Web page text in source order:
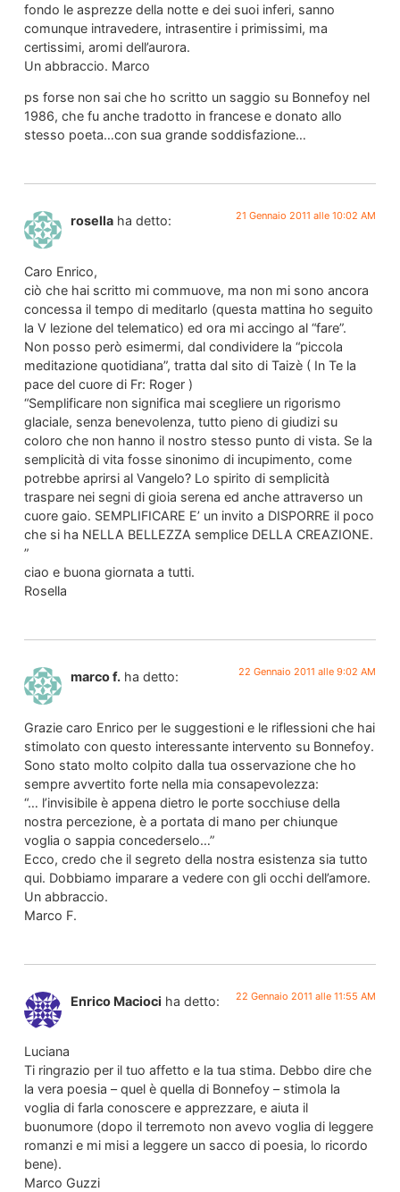
fondo le asprezze della notte e dei suoi inferi, sanno
comunque intravedere, intrasentire i primissimi, ma
certissimi, aromi dell’aurora.
Un abbraccio. Marco
ps forse non sai che ho scritto un saggio su Bonnefoy nel
1986, che fu anche tradotto in francese e donato allo
stesso poeta…con sua grande soddisfazione…
rosella ha detto: 21 Gennaio 2011 alle 10:02 AM
Caro Enrico,
ciò che hai scritto mi commuove, ma non mi sono ancora
concessa il tempo di meditarlo (questa mattina ho seguito
la V lezione del telematico) ed ora mi accingo al “fare”.
Non posso però esimermi, dal condividere la “piccola
meditazione quotidiana”, tratta dal sito di Taizè ( In Te la
pace del cuore di Fr: Roger )
“Semplificare non significa mai scegliere un rigorismo
glaciale, senza benevolenza, tutto pieno di giudizi su
coloro che non hanno il nostro stesso punto di vista. Se la
semplicità di vita fosse sinonimo di incupimento, come
potrebbe aprirsi al Vangelo? Lo spirito di semplicità
traspare nei segni di gioia serena ed anche attraverso un
cuore gaio. SEMPLIFICARE E’ un invito a DISPORRE il poco
che si ha NELLA BELLEZZA semplice DELLA CREAZIONE.
”
ciao e buona giornata a tutti.
Rosella
marco f. ha detto: 22 Gennaio 2011 alle 9:02 AM
Grazie caro Enrico per le suggestioni e le riflessioni che hai
stimolato con questo interessante intervento su Bonnefoy.
Sono stato molto colpito dalla tua osservazione che ho
sempre avvertito forte nella mia consapevolezza:
“… l’invisibile è appena dietro le porte socchiuse della
nostra percezione, è a portata di mano per chiunque
voglia o sappia concederselo…”
Ecco, credo che il segreto della nostra esistenza sia tutto
qui. Dobbiamo imparare a vedere con gli occhi dell’amore.
Un abbraccio.
Marco F.
Enrico Macioci ha detto: 22 Gennaio 2011 alle 11:55 AM
Luciana
Ti ringrazio per il tuo affetto e la tua stima. Debbo dire che
la vera poesia – quel è quella di Bonnefoy – stimola la
voglia di farla conoscere e apprezzare, e aiuta il
buonumore (dopo il terremoto non avevo voglia di leggere
romanzi e mi misi a leggere un sacco di poesia, lo ricordo
bene).
Marco Guzzi